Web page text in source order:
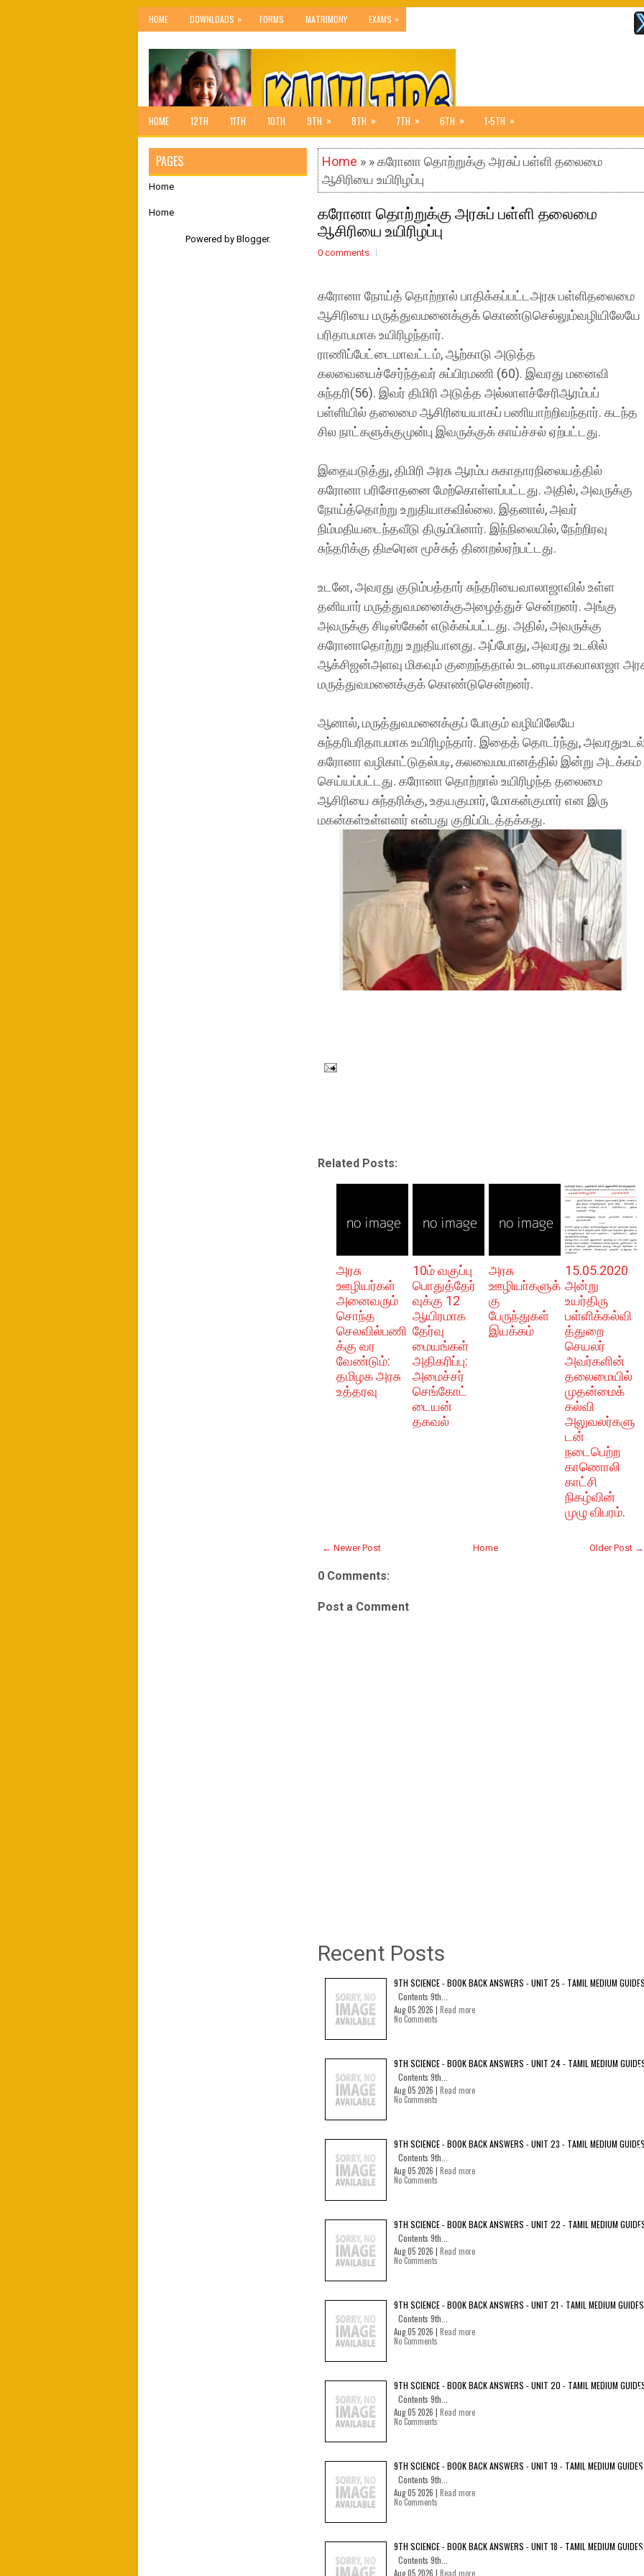
HOME DOWNLOADS » FORMS MATRIMONY EXAMS »
HOME 12TH 11TH 10TH 9TH » 8TH » 7TH » 6TH » 1-5TH »
Home » » கரோனா தொற்றுக்கு அரசுப் பள்ளி தலைமை
ஆசிரியை உயிரிழப்பு
கரோனா தொற்றுக்கு அரசுப் பள்ளி தலைமை
ஆசிரியை உயிரிழப்பு
0 comments
கரோனா நோய்த் தொற்றால் பாதிக்கப்பட்டஅரசு பள்ளிதலைமை
ஆசிரியை மருத்துவமனைக்குக் கொண்டுசெல்லும்வழியிலேயே
பரிதாபமாக உயிரிழந்தார்.
ராணிப்பேட்டைமாவட்டம், ஆற்காடு அடுத்த
கலவையைச்சேர்ந்தவர் சுப்பிரமணி (60). இவரது மனைவி
சுந்தரி(56). இவர் திமிரி அடுத்த அல்லாளச்சேரிஆரம்பப்
பள்ளியில் தலைமை ஆசிரியையாகப் பணியாற்றிவந்தார். கடந்த
சில நாட்களுக்குமுன்பு இவருக்குக் காய்ச்சல் ஏற்பட்டது.
இதையடுத்து, திமிரி அரசு ஆரம்ப சுகாதாரநிலையத்தில்
கரோனா பரிசோதனை மேற்கொள்ளப்பட்டது. அதில், அவருக்கு
நோய்த்தொற்று உறுதியாகவில்லை. இதனால், அவர்
நிம்மதியடைந்தவீடு திரும்பினார். இந்நிலையில், நேற்றிரவு
சுந்தரிக்கு திடீரென மூச்சுத் திணறல்ஏற்பட்டது.
உடனே, அவரது குடும்பத்தார் சுந்தரியைவாலாஜாவில் உள்ள
தனியார் மருத்துவமனைக்குஅழைத்துச் சென்றனர். அங்கு
அவருக்கு சிடிஸ்கேன் எடுக்கப்பட்டது. அதில், அவருக்கு
கரோனாதொற்று உறுதியானது. அப்போது, அவரது உடலில்
ஆக்சிஜன்அளவு மிகவும் குறைந்ததால் உடனடியாகவாலாஜா
மருத்துவமனைக்குக் கொண்டுசென்றனர்.
ஆனால், மருத்துவமனைக்குப் போகும் வழியிலேயே
சுந்தரிபரிதாபமாக உயிரிழந்தார். இதைத் தொடர்ந்து,
கரோனா வழிகாட்டுதல்படி, கலவைமயானத்தில் இன்று அடக்கம்
செய்யப்பட்டது. கரோனா தொற்றால் உயிரிழந்த தலைமை
ஆசிரியை சுந்தரிக்கு, உதயகுமார், மோகன்குமார் என இரு
மகன்கள்உள்ளனர் என்பது குறிப்பிடத்தக்கது.
Related Posts:
அரசு
ஊழியர்கள்
அனைவரும்
சொந்த
செலவில்பணி
க்கு வர
வேண்டும்:
தமிழக அரசு
உத்தரவு
10ம் வகுப்பு
பொதுத்தேர்
வுக்கு 12
ஆயிரமாக
தேர்வு
மையங்கள்
அதிகரிப்பு:
அமைச்சர்
செங்கோட்
டையன்
தகவல்
அரசு
ஊழியா்களுக்
கு
பேருந்துகள்
இயக்கம்
15.05.2020
அன்று
உயர்திரு
பள்ளிக்கல்வி
த்துறை
செயலர்
அவர்களின்
தலைமையில்
முதன்மைக்
கல்வி
அலுவலர்களு
டன்
நடைபெற்ற
காணொலி
காட்சி
நிகழ்வின்
முழு விபரம்.
← Newer Post Older Post →
Home
0 Comments:
Post a Comment
Recent Posts
9TH SCIENCE - BOOK BACK ANSWERS - UNIT 25 - TAMIL MEDIUM
Contents 9th...
Aug 05 2026 | Read more
No Comments
9TH SCIENCE - BOOK BACK ANSWERS - UNIT 24 - TAMIL MEDIUM
Contents 9th...
Aug 05 2026 | Read more
No Comments
9TH SCIENCE - BOOK BACK ANSWERS - UNIT 23 - TAMIL MEDIUM
Contents 9th...
Aug 05 2026 | Read more
No Comments
9TH SCIENCE - BOOK BACK ANSWERS - UNIT 22 - TAMIL MEDIUM
Contents 9th...
Aug 05 2026 | Read more
No Comments
9TH SCIENCE - BOOK BACK ANSWERS - UNIT 21 - TAMIL MEDIUM GUIDES
Contents 9th...
Aug 05 2026 | Read more
No Comments
9TH SCIENCE - BOOK BACK ANSWERS - UNIT 20 - TAMIL MEDIUM
Contents 9th...
Aug 05 2026 | Read more
No Comments
9TH SCIENCE - BOOK BACK ANSWERS - UNIT 19 - TAMIL MEDIUM GUIDES
Contents 9th...
Aug 05 2026 | Read more
No Comments
9TH SCIENCE - BOOK BACK ANSWERS - UNIT 18 - TAMIL MEDIUM GUIDES
Contents 9th...
Aug 05 2026 | Read more
PAGES
Home
Home
Powered by Blogger.